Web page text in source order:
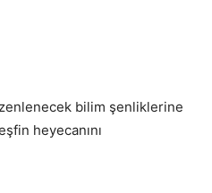
bilim şenliklerine
heyecanını